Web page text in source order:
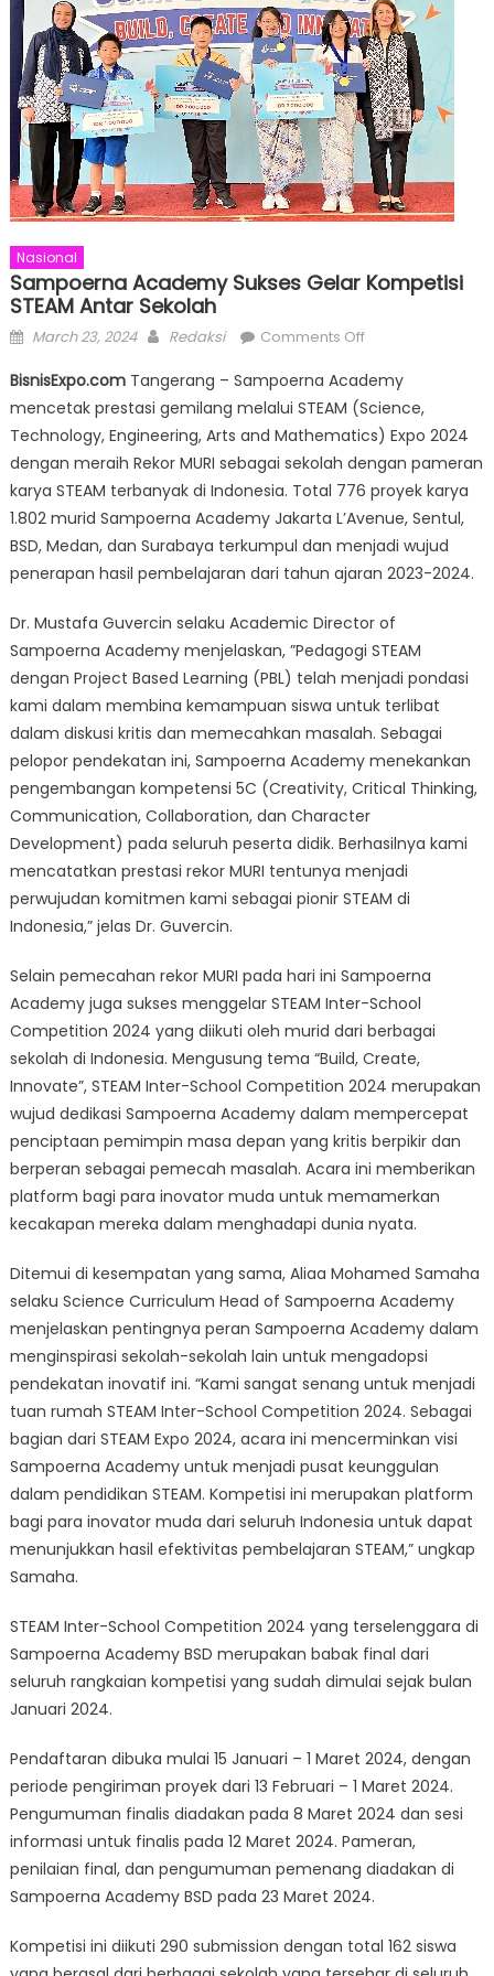
Nasional
Sampoerna Academy Sukses Gelar Kompetisi
STEAM Antar Sekolah
Posted
March 23, 2024 Author
Redaksi Comments Offon
Academy
Sukses
Gelar
Kompetisi
STEAM
Antar
Sekolah
BisnisExpo.comTangerang – Sampoerna Academy
mencetak prestasi gemilang melalui STEAM (Science,
Technology, Engineering, Arts and Mathematics) Expo 2024
dengan meraih Rekor MURI sebagai sekolah dengan pameran
karya STEAM terbanyak di Indonesia. Total 776 proyek karya
1.802 murid Sampoerna Academy Jakarta L’Avenue, Sentul,
BSD, Medan, dan Surabaya terkumpul dan menjadi wujud
penerapan hasil pembelajaran dari tahun ajaran 2023-2024.
Dr. Mustafa Guvercin selaku Academic Director of
Sampoerna Academy menjelaskan, ”Pedagogi STEAM
dengan Project Based Learning (PBL) telah menjadi pondasi
kami dalam membina kemampuan siswa untuk terlibat
dalam diskusi kritis dan memecahkan masalah. Sebagai
pelopor pendekatan ini, Sampoerna Academy menekankan
pengembangan kompetensi 5C (Creativity, Critical Thinking,
Communication, Collaboration, dan Character
Development) pada seluruh peserta didik. Berhasilnya kami
mencatatkan prestasi rekor MURI tentunya menjadi
perwujudan komitmen kami sebagai pionir STEAM di
Indonesia,” jelas Dr. Guvercin.
Selain pemecahan rekor MURI pada hari ini Sampoerna
Academy juga sukses menggelar STEAM Inter-School
Competition 2024 yang diikuti oleh murid dari berbagai
sekolah di Indonesia. Mengusung tema “Build, Create,
Innovate”, STEAM Inter-School Competition 2024 merupakan
wujud dedikasi Sampoerna Academy dalam mempercepat
penciptaan pemimpin masa depan yang kritis berpikir dan
berperan sebagai pemecah masalah. Acara ini memberikan
platform bagi para inovator muda untuk memamerkan
kecakapan mereka dalam menghadapi dunia nyata.
Ditemui di kesempatan yang sama, Aliaa Mohamed Samaha
selaku Science Curriculum Head of Sampoerna Academy
menjelaskan pentingnya peran Sampoerna Academy dalam
menginspirasi sekolah-sekolah lain untuk mengadopsi
pendekatan inovatif ini. “Kami sangat senang untuk menjadi
tuan rumah STEAM Inter-School Competition 2024. Sebagai
bagian dari STEAM Expo 2024, acara ini mencerminkan visi
Sampoerna Academy untuk menjadi pusat keunggulan
dalam pendidikan STEAM. Kompetisi ini merupakan platform
bagi para inovator muda dari seluruh Indonesia untuk dapat
menunjukkan hasil efektivitas pembelajaran STEAM,” ungkap
Samaha.
STEAM Inter-School Competition 2024 yang terselenggara di
Sampoerna Academy BSD merupakan babak final dari
seluruh rangkaian kompetisi yang sudah dimulai sejak bulan
Januari 2024.
Pendaftaran dibuka mulai 15 Januari – 1 Maret 2024, dengan
periode pengiriman proyek dari 13 Februari – 1 Maret 2024.
Pengumuman finalis diadakan pada 8 Maret 2024 dan sesi
informasi untuk finalis pada 12 Maret 2024. Pameran,
penilaian final, dan pengumuman pemenang diadakan di
Sampoerna Academy BSD pada 23 Maret 2024.
Kompetisi ini diikuti 290 submission dengan total 162 siswa